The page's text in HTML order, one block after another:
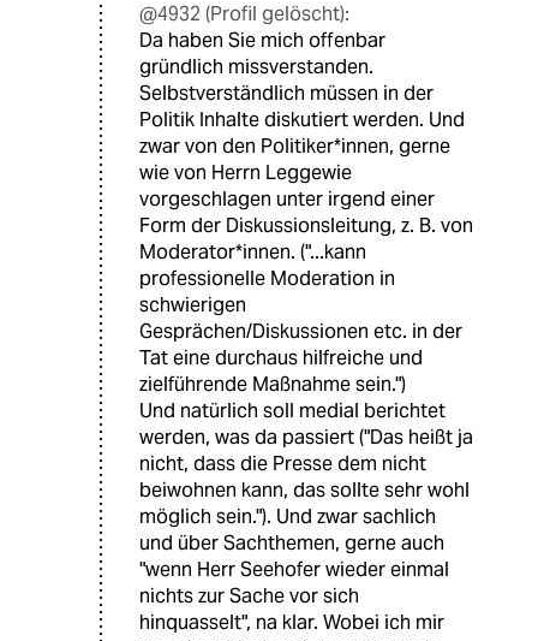
@4932 (Profil gelöscht):
Da haben Sie mich offenbar
gründlich missverstanden.
Selbstverständlich müssen in der
Politik Inhalte diskutiert werden. Und
zwar von den Politiker*innen, gerne
wie von Herrn Leggewie
vorgeschlagen unter irgend einer
Form der Diskussionsleitung, z. B. von
Moderator*innen. ("...kann
professionelle Moderation in
schwierigen
Gesprächen/Diskussionen etc. in der
Tat eine durchaus hilfreiche und
zielführende Maßnahme sein.")
Und natürlich soll medial berichtet
werden, was da passiert ("Das heißt ja
nicht, dass die Presse dem nicht
beiwohnen kann, das sollte sehr wohl
möglich sein."). Und zwar sachlich
und über Sachthemen, gerne auch
"wenn Herr Seehofer wieder einmal
nichts zur Sache vor sich
hinquasselt", na klar. Wobei ich mir